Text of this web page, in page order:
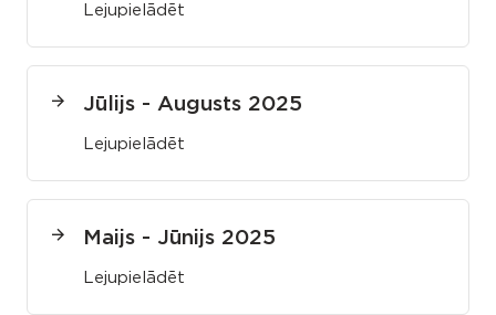
Lejupielādēt
Jūlijs - Augusts 2025
Lejupielādēt
Maijs - Jūnijs 2025
Lejupielādēt